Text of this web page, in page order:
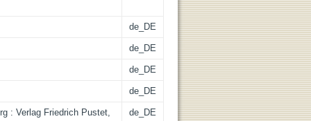
de_DE
de_DE
de_DE
de_DE
: Verlag Friedrich Pustet,
de_DE